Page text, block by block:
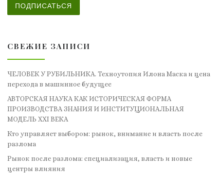
ПОДПИСАТЬСЯ
СВЕЖИЕ ЗАПИСИ
ЧЕЛОВЕК У РУБИЛЬНИКА. Техноутопия Илона Маска и цена
перехода в машинное будущее
АВТОРСКАЯ НАУКА КАК ИСТОРИЧЕСКАЯ ФОРМА
ПРОИЗВОДСТВА ЗНАНИЯ И ИНСТИТУЦИОНАЛЬНАЯ
МОДЕЛЬ XXI ВЕКА
Кто управляет выбором: рынок, внимание и власть после
разлома
Рынок после разлома: специализация, власть и новые
центры влияния